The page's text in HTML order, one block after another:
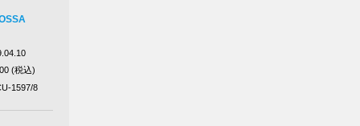
(税込)
1597/8